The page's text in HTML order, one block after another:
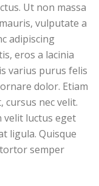
Ut non massa
vulputate a
adipiscing
eros a lacinia
varius purus felis
dolor. Etiam
cursus nec velit.
velit luctus eget
ligula. Quisque
semper